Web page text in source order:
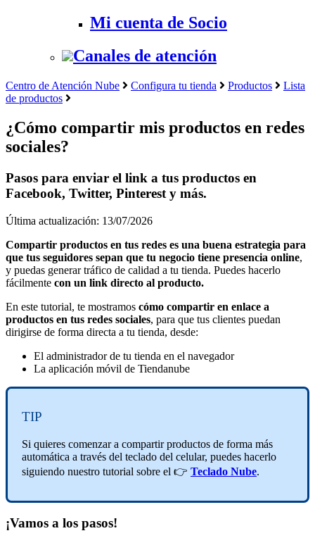
Mi cuenta de Socio
Canales de atención
Centro de Atención Nube Configura tu tienda Productos
Lista
de productos
¿Cómo compartir mis productos en redes
sociales?
Pasos para enviar el link a tus productos en
Facebook, Twitter, Pinterest y más.
Última actualización: 13/07/2026
Compartir productos en tus redes es una buena estrategia para
que tus seguidores sepan que tu negocio tiene presencia online,
y puedas generar tráfico de calidad a tu tienda. Puedes hacerlo
fácilmente con un link directo al producto.
En este tutorial, te mostramos cómo compartir en enlace a
productos en tus redes sociales, para que tus clientes puedan
dirigirse de forma directa a tu tienda, desde:
El administrador de tu tienda en el navegador
La aplicación móvil de Tiendanube
TIP
Si quieres comenzar a compartir productos de forma más
automática a través del teclado del celular, puedes hacerlo
siguiendo nuestro tutorial sobre el 👉 Teclado Nube.
¡Vamos a los pasos!